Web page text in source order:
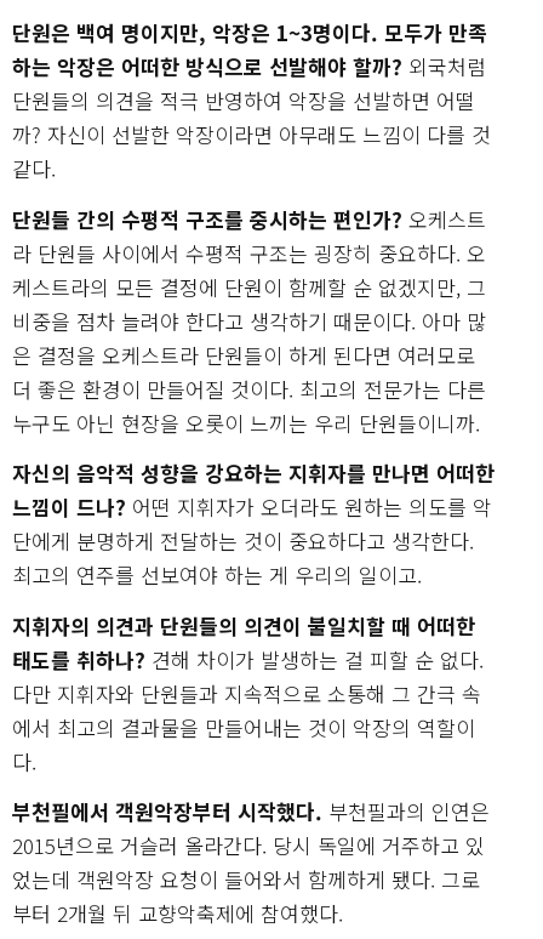
단원은 백여 명이지만, 악장은 1~3명이다. 모두가 만족
하는 악장은 어떠한 방식으로 선발해야 할까? 외국처럼
단원들의 의견을 적극 반영하여 악장을 선발하면 어떨
까? 자신이 선발한 악장이라면 아무래도 느낌이 다를 것
같다.
단원들 간의 수평적 구조를 중시하는 편인가? 오케스트
라 단원들 사이에서 수평적 구조는 굉장히 중요하다. 오
케스트라의 모든 결정에 단원이 함께할 순 없겠지만, 그
비중을 점차 늘려야 한다고 생각하기 때문이다. 아마 많
은 결정을 오케스트라 단원들이 하게 된다면 여러모로
더 좋은 환경이 만들어질 것이다. 최고의 전문가는 다른
누구도 아닌 현장을 오롯이 느끼는 우리 단원들이니까.
자신의 음악적 성향을 강요하는 지휘자를 만나면 어떠한
느낌이 드나? 어떤 지휘자가 오더라도 원하는 의도를 악
단에게 분명하게 전달하는 것이 중요하다고 생각한다.
최고의 연주를 선보여야 하는 게 우리의 일이고.
지휘자의 의견과 단원들의 의견이 불일치할 때 어떠한
태도를 취하나? 견해 차이가 발생하는 걸 피할 순 없다.
다만 지휘자와 단원들과 지속적으로 소통해 그 간극 속
에서 최고의 결과물을 만들어내는 것이 악장의 역할이
다.
부천필에서 객원악장부터 시작했다. 부천필과의 인연은
2015년으로 거슬러 올라간다. 당시 독일에 거주하고 있
었는데 객원악장 요청이 들어와서 함께하게 됐다. 그로
부터 2개월 뒤 교향악축제에 참여했다.